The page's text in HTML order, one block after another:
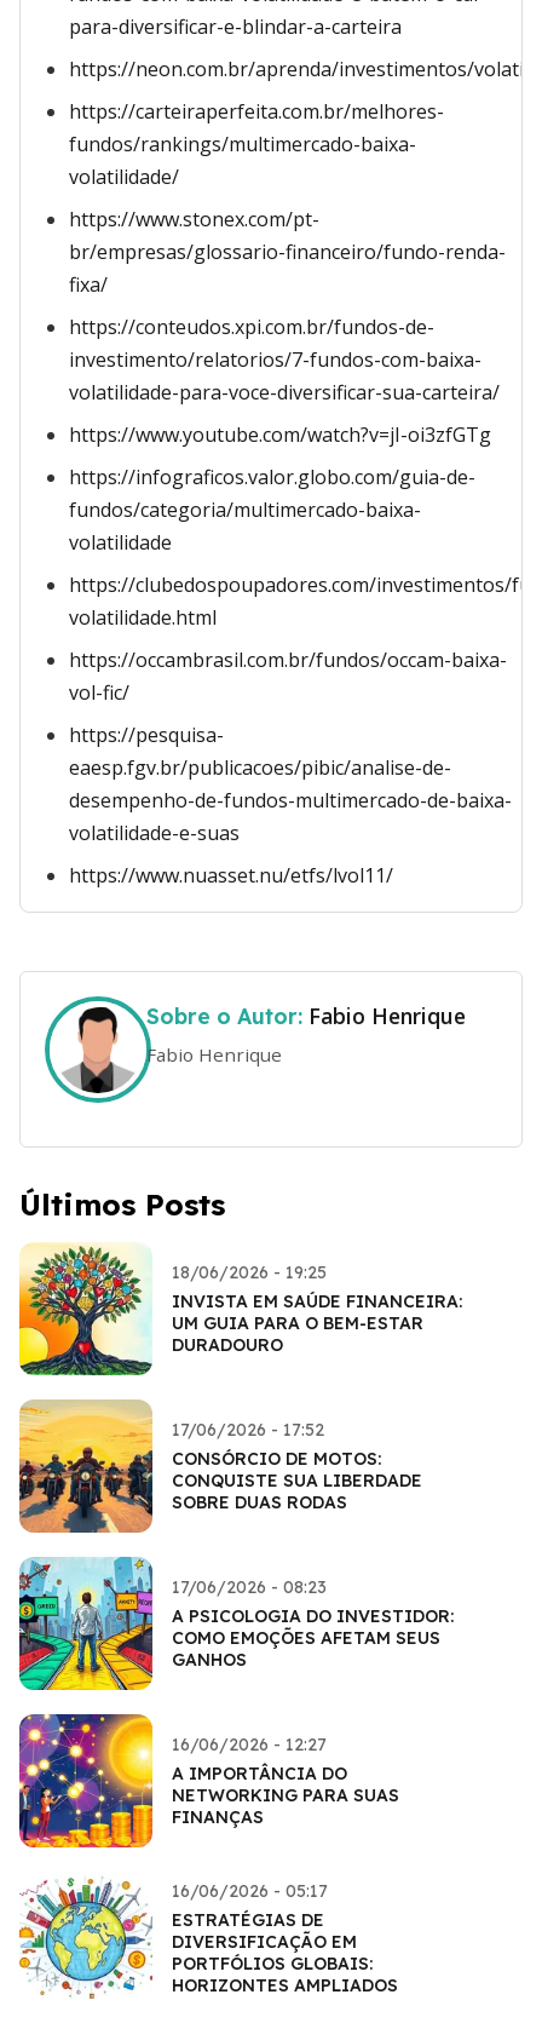
para-diversificar-e-blindar-a-carteira
https://neon.com.br/aprenda/investimentos/
https://carteiraperfeita.com.br/melhores-
fundos/rankings/multimercado-baixa-
volatilidade/
https://www.stonex.com/pt-
br/empresas/glossario-financeiro/fundo-renda-
fixa/
https://conteudos.xpi.com.br/fundos-de-
investimento/relatorios/7-fundos-com-baixa-
volatilidade-para-voce-diversificar-sua-carteira/
https://www.youtube.com/watch?v=jI-oi3zfGTg
https://infograficos.valor.globo.com/guia-de-
fundos/categoria/multimercado-baixa-
volatilidade
https://clubedospoupadores.com/investimentos/
volatilidade.html
https://occambrasil.com.br/fundos/occam-baixa-
vol-fic/
https://pesquisa-
eaesp.fgv.br/publicacoes/pibic/analise-de-
desempenho-de-fundos-multimercado-de-baixa-
volatilidade-e-suas
https://www.nuasset.nu/etfs/lvol11/
Sobre o Autor: Fabio Henrique
Fabio Henrique
Últimos Posts
18/06/2026 - 19:25
INVISTA EM SAÚDE FINANCEIRA:
UM GUIA PARA O BEM-ESTAR
DURADOURO
17/06/2026 - 17:52
CONSÓRCIO DE MOTOS:
CONQUISTE SUA LIBERDADE
SOBRE DUAS RODAS
17/06/2026 - 08:23
A PSICOLOGIA DO INVESTIDOR:
COMO EMOÇÕES AFETAM SEUS
GANHOS
16/06/2026 - 12:27
A IMPORTÂNCIA DO
NETWORKING PARA SUAS
FINANÇAS
16/06/2026 - 05:17
ESTRATÉGIAS DE
DIVERSIFICAÇÃO EM
PORTFÓLIOS GLOBAIS:
HORIZONTES AMPLIADOS